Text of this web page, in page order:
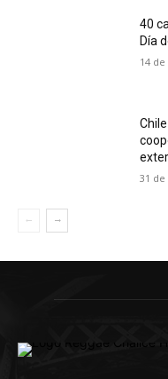
40
Día
14
31 de